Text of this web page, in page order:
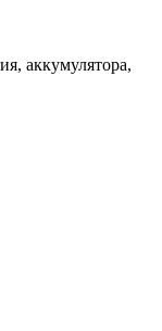
аккумулятора,